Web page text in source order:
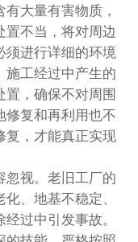
大量有害物质，
置不当，将对周边
须进行详细的环境
施工经过中产生的
，确保不对周围
修复和再利用也不
复，才能真正实现
忽视。老旧工厂的
、地基不稳定、
过中引发事故。